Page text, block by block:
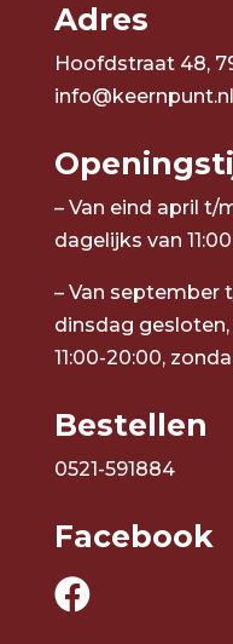
Adres
Hoofdstraat 48,
info@keernpunt.nl
– Van eind april t/
dagelijks van
– Van september
dinsdag
11:00-20:00,
Bestellen
0521-591884
Facebook